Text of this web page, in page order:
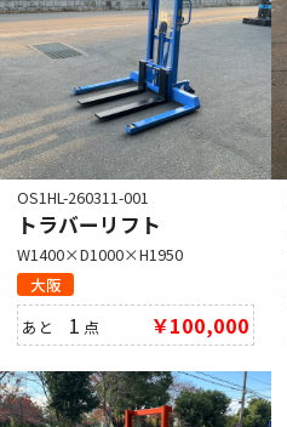
OS1HL-260311-001
トラバーリフト
W1400×D1000×H1950
大阪
あと 1 点 ￥100,000